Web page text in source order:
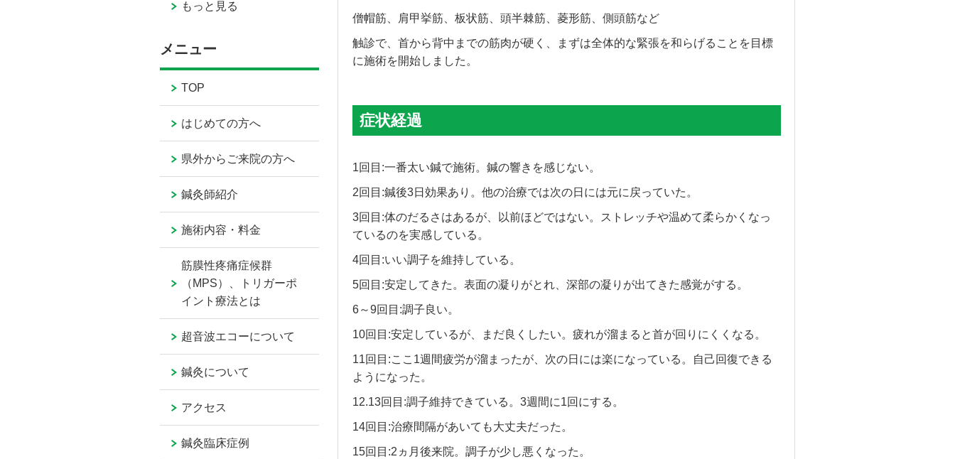
僧帽筋、肩甲挙筋、板状筋、頭半棘筋、菱形筋、側頭筋など
触診で、首から背中までの筋肉が硬く、まずは全体的な緊張を和らげることを目標
に施術を開始しました。
症状経過
1回目:一番太い鍼で施術。鍼の響きを感じない。
2回目:鍼後3日効果あり。他の治療では次の日には元に戻っていた。
3回目:体のだるさはあるが、以前ほどではない。ストレッチや温めて柔らかくなっ
ているのを実感している。
4回目:いい調子を維持している。
5回目:安定してきた。表面の凝りがとれ、深部の凝りが出てきた感覚がする。
6～9回目:調子良い。
10回目:安定しているが、まだ良くしたい。疲れが溜まると首が回りにくくなる。
11回目:ここ1週間疲労が溜まったが、次の日には楽になっている。自己回復できる
ようになった。
12.13回目:調子維持できている。3週間に1回にする。
14回目:治療間隔があいても大丈夫だった。
15回目:2ヵ月後来院。調子が少し悪くなった。
もっと見る
メニュー
TOP
はじめての方へ
県外からご来院の方へ
鍼灸師紹介
施術内容・料金
筋膜性疼痛症候群
（MPS）、トリガーポ
イント療法とは
超音波エコーについて
鍼灸について
アクセス
鍼灸臨床症例